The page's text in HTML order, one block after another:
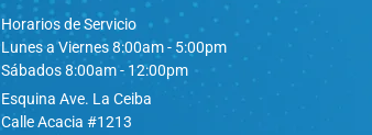
Horarios de Servicio
Lunes a Viernes 8:00am - 5:00pm
Sábados 8:00am - 12:00pm
Esquina Ave. La Ceiba
Calle Acacia #1213